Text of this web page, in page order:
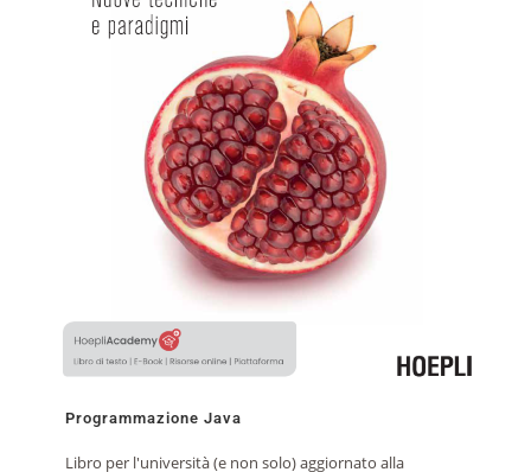
Programmazione Java
Libro per l'università (e non solo) aggiornato alla